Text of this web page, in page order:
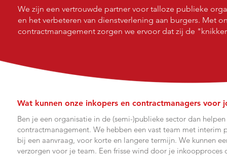
We zijn een vertrouwde partner voor talloze publieke
en het verbeteren van dienstverlening aan burgers. Met
contractmanagement zorgen we ervoor dat zij de
Wat kunnen onze inkopers en contractmanagers voor
Ben je een organisatie in de (semi-)publieke sector dan
contractmanagement. We hebben een vast team met interim
bij een aanvraag, voor korte en langere termijn. We kunnen
verzorgen voor je team. Een frisse wind door je